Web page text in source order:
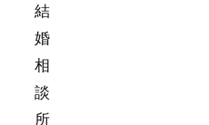
結
婚
相
談
所